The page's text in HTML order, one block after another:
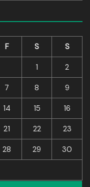
F S S
1 2
7 8 9
14 15 16
21 22 23
28 29 30